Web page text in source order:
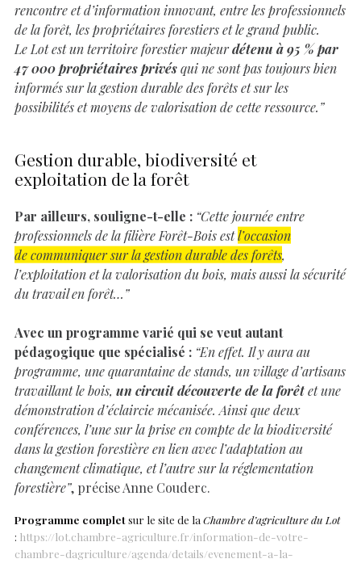
rencontre et d’information innovant, entre lesprofessionnels
de la forêt, les propriétaires forestiers et le grand public.
Le Lot est un territoire forestier majeurdétenu à 95 % par
47 000 propriétaires privésqui ne sont pas toujours bien
informés sur la gestion durable des forêts et sur les
possibilités et moyens de valorisation de cette ressource.”
Gestion durable, biodiversité et
exploitation de la forêt
Par ailleurs, souligne-t-elle : “Cette journée entre
professionnels de la filière Forêt-Bois estl’occasion
de communiquer sur la gestion durable des forêts,
l’exploitation et la valorisation du bois, mais aussi la sécurité
du travail en forêt…”
Avec un programme varié qui se veut autant
pédagogique que spécialisé : “En effet. Il y aura au
programme, une quarantaine de stands, un village d’artisans
travaillant le bois, un circuit découverte de la forêtet une
démonstration d’éclaircie mécanisée. Ainsi que deux
conférences, l’une sur la prise en compte de la biodiversité
dans la gestion forestière en lien avec l’adaptation au
changement climatique, et l’autre sur la réglementation
forestière”, précise Anne Couderc.
Programme completsur le site de la Chambre d’agriculture du Lot
: https://lot.chambre-agriculture.fr/information-de-votre-
chambre-dagriculture/agenda/details/evenement-a-la-